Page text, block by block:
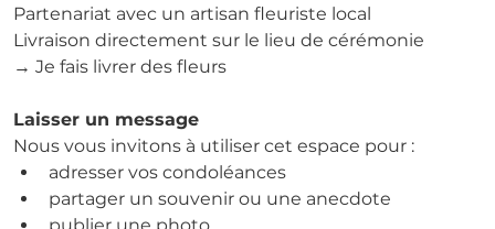
Partenariat avec un artisan fleuriste local
Livraison directement sur le lieu de cérémonie
→ Je fais livrer des fleurs
Laisser un message
Nous vous invitons à utiliser cet espace pour :
adresser vos condoléances
partager un souvenir ou une anecdote